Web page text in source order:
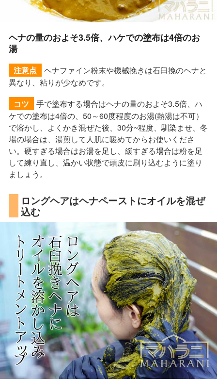
ヘナの量のおよそ3.5倍、ハケでの塗布は4倍のお
湯
注意点
ヘナファイン粉末や機械挽きは石臼挽のヘナと
異なり、粘りが少なめです。
コツ
手で塗布する場合はヘナの量のおよそ3.5倍、ハ
ケでの塗布は4倍の、50～60度程度のお湯(熱湯は不可）
で溶かし、よくかき混ぜた後、30分~程度、馴染ませ、冬
場の場合は、湯煎して人肌に暖めてからお使いくださ
い。硬すぎる場合はお湯を足し、緩すぎる場合は粉を足
して練り直し、温かい状態で頭皮に刷り込むように塗り
ましょう。
ロングヘアはヘナペーストにオイルを混ぜ
込む